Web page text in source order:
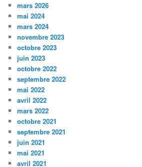
mars 2026
mai 2024
mars 2024
novembre 2023
octobre 2023
juin 2023
octobre 2022
septembre 2022
mai 2022
avril 2022
mars 2022
octobre 2021
septembre 2021
juin 2021
mai 2021
avril 2021